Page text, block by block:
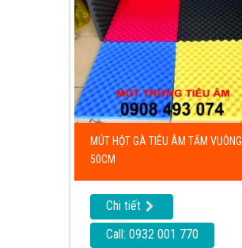
MÚT HỘT GÀ TIÊU ÂM TẤM VUÔNG
50CM
Chi tiết
Call: 0932 001 770